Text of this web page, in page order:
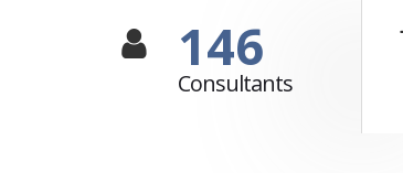
146
Consultants